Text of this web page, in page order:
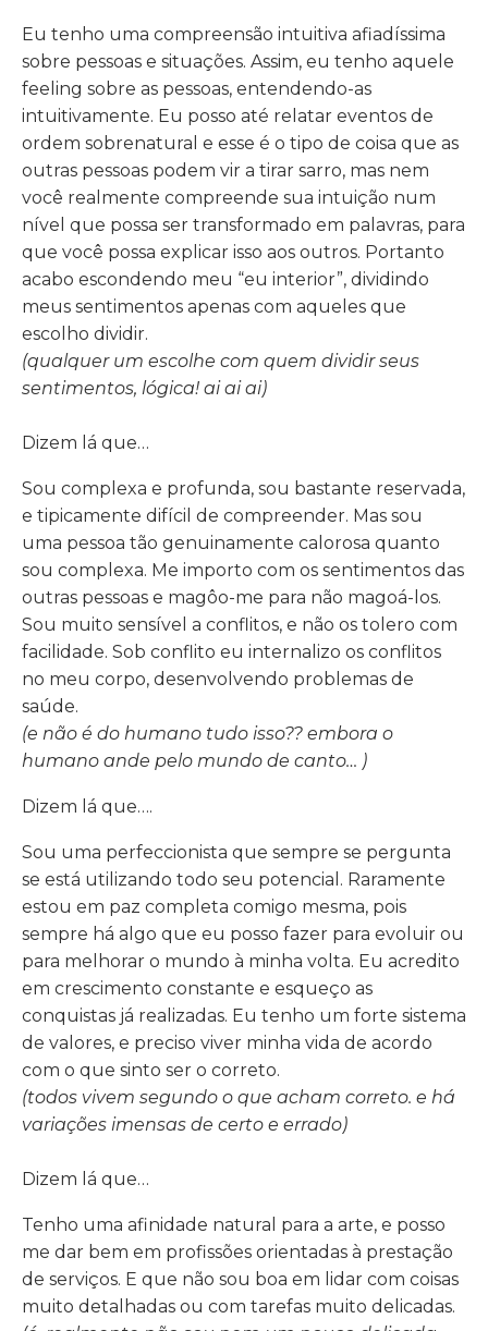
Eu tenho uma compreensão intuitiva afiadíssima
sobre pessoas e situações. Assim, eu tenho aquele
feeling sobre as pessoas, entendendo-as
intuitivamente. Eu posso até relatar eventos de
ordem sobrenatural e esse é o tipo de coisa que as
outras pessoas podem vir a tirar sarro, mas nem
você realmente compreende sua intuição num
nível que possa ser transformado em palavras, para
que você possa explicar isso aos outros. Portanto
acabo escondendo meu “eu interior”, dividindo
meus sentimentos apenas com aqueles que
escolho dividir.
(qualquer um escolhe com quem dividir seus
sentimentos, lógica! ai ai ai)
Dizem lá que…
Sou complexa e profunda, sou bastante reservada,
e tipicamente difícil de compreender. Mas sou
uma pessoa tão genuinamente calorosa quanto
sou complexa. Me importo com os sentimentos das
outras pessoas e magôo-me para não magoá-los.
Sou muito sensível a conflitos, e não os tolero com
facilidade. Sob conflito eu internalizo os conflitos
no meu corpo, desenvolvendo problemas de
saúde.
(e não é do humano tudo isso?? embora o
humano ande pelo mundo de canto… )
Dizem lá que….
Sou uma perfeccionista que sempre se pergunta
se está utilizando todo seu potencial. Raramente
estou em paz completa comigo mesma, pois
sempre há algo que eu posso fazer para evoluir ou
para melhorar o mundo à minha volta. Eu acredito
em crescimento constante e esqueço as
conquistas já realizadas. Eu tenho um forte sistema
de valores, e preciso viver minha vida de acordo
com o que sinto ser o correto.
(todos vivem segundo o que acham correto. e há
variações imensas de certo e errado)
Dizem lá que…
Tenho uma afinidade natural para a arte, e posso
me dar bem em profissões orientadas à prestação
de serviços. E que não sou boa em lidar com coisas
muito detalhadas ou com tarefas muito delicadas.